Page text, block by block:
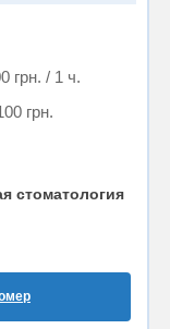
грн. / 1 ч.
грн.
стоматология